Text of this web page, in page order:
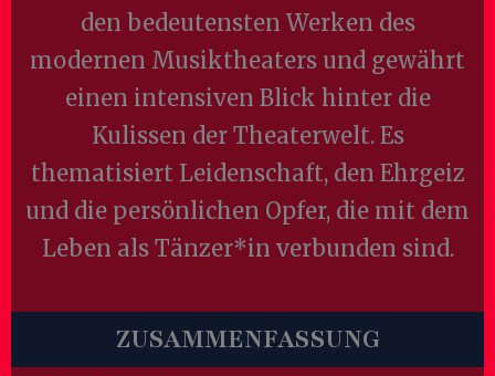
den bedeutensten Werken des
modernen Musiktheaters und gewährt
einen intensiven Blick hinter die
Kulissen der Theaterwelt. Es
thematisiert Leidenschaft, den Ehrgeiz
und die persönlichen Opfer, die mit dem
Leben als Tänzer*in verbunden sind.
ZUSAMMENFASSUNG